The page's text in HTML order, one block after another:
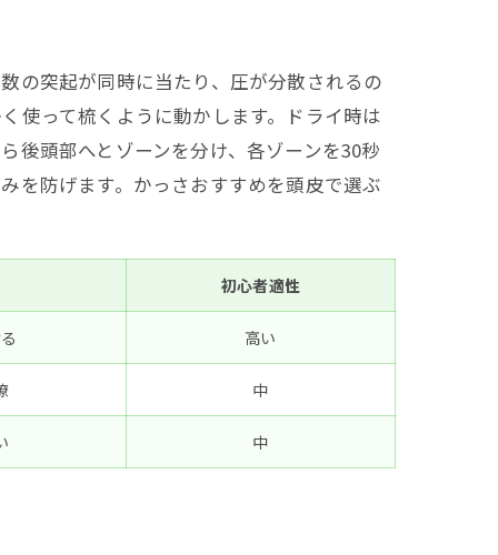
の突起が同時に当たり、圧が分散されるの
使って梳くように動かします。ドライ時は
後頭部へとゾーンを分け、各ゾーンを30秒
を防げます。かっさおすすめを頭皮で選ぶ
初心者適性
高い
中
中